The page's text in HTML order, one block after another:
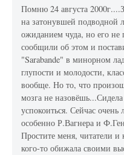
Помню 24 августа
на затонувшей подводной
ожиданием чуда, но его
сообщили об этом и
"Sarabande" в минорном
глупости и молодости,
вообще. Но то, что
мозга не
успокоиться. Сейчас
особенно Р.Вагнера и
Простите меня, читатели и
кого-то обижала своими